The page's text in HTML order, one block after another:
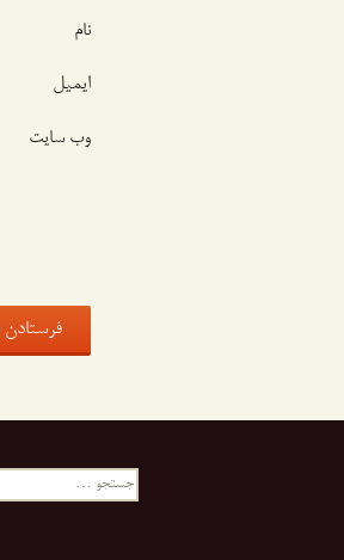
نام
ایمیل
وب‌ سایت
جستجو